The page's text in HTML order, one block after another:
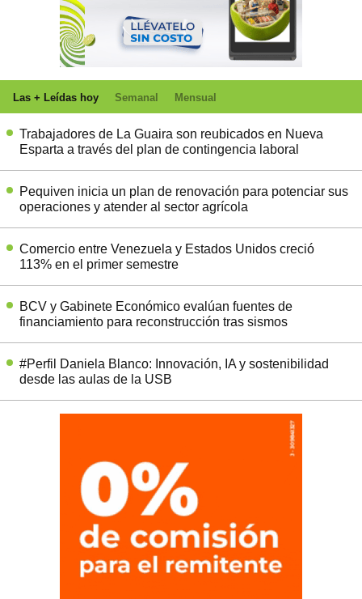
Las + Leídas hoy Semanal Mensual
Trabajadores de La Guaira son reubicados en Nueva
Esparta a través del plan de contingencia laboral
Pequiven inicia un plan de renovación para potenciar sus
operaciones y atender al sector agrícola
Comercio entre Venezuela y Estados Unidos creció
113% en el primer semestre
BCV y Gabinete Económico evalúan fuentes de
financiamiento para reconstrucción tras sismos
#Perfil Daniela Blanco: Innovación, IA y sostenibilidad
desde las aulas de la USB